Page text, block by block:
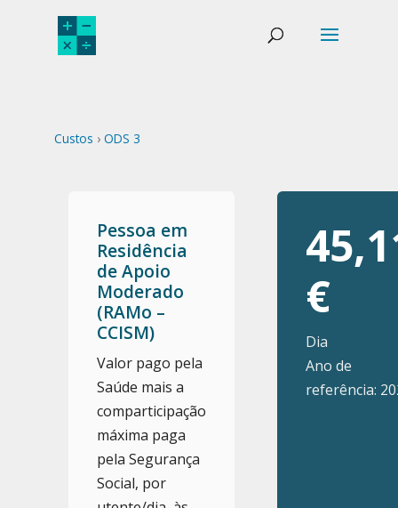
Custos › ODS 3
Pessoa em
Residência
de Apoio
Moderado
(RAMo –
CCISM)
Valor pago pela
Saúde mais a
comparticipação
máxima paga
pela Segurança
Social, por
€
Dia
Ano de
referência: